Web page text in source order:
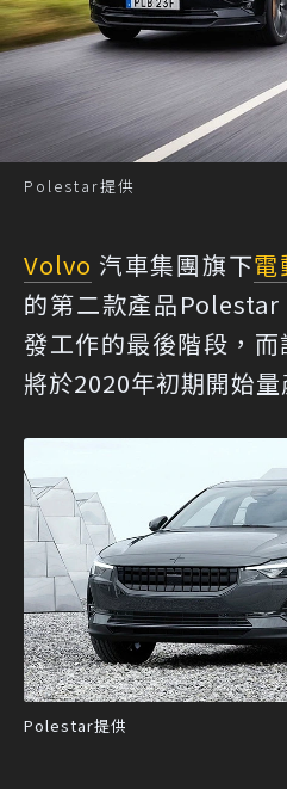
Polestar提供
Volvo 汽車集團旗下電
的第二款產品
發工作的最後階段，
將於2020年初期開始量
Polestar提供